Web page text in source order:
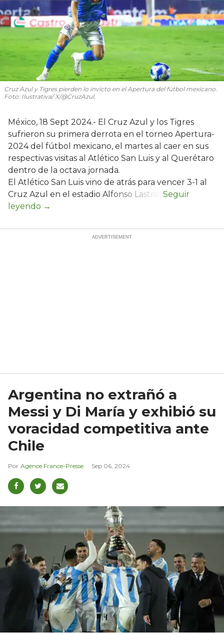
Cruz Azul y Tigres pierden lo invicto en el Apertura del fútbol mexicano.
Foto: Ilustrativa/ X/@CruzAzul.
México, 18 Sept 2024.- El Cruz Azul y los Tigres
sufrieron su primera derrota en el torneo Apertura-
2024 del fútbol mexicano, el martes al caer en sus
respectivas visitas al Atlético San Luis y al Querétaro
dentro de la octava jornada.
El Atlético San Luis vino de atrás para vencer 3-1 al
Cruz Azul en el estadio Alfonso Lastras.
Argentina no extrañó a
Messi y Di María y exhibió su
voracidad competitiva ante
Chile
Agence France-Presse Sep 06, 2024